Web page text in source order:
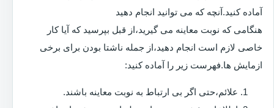
آماده کنید.آنچه که می توانید انجام دهید
هنگامی که نوبت معاینه می گیرید،از قبل بپرسید که آیا کار
خاصی لازم است انجام دهید،از جمله ناشتا بودن برای برخی
ازمایش ها.فهرست زیر را آماده کنید:
علائم،حتی اگر بی ارتباط به نوبت معاینه باشند.